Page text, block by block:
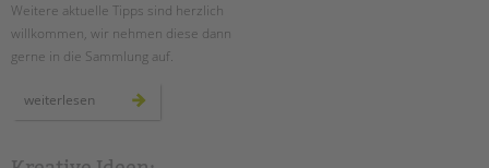
Weitere aktuelle Tipps sind herzlich
willkommen, wir nehmen diese dann
gerne in die Sammlung auf.
weiterlesen informationen